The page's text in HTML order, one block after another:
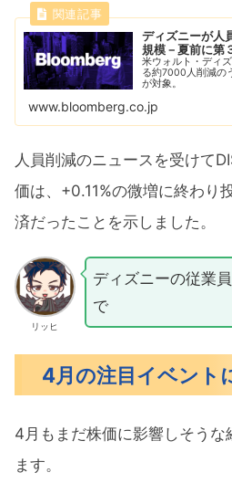
ディズニーが人
規模－夏前に第
米ウォルト・ディ
る約7000人削減の
が対象。
www.bloomberg.co.jp
人員削減のニュースを受けて
価は、+0.11%の微増に終わり
済だったことを示しました。
リッヒ
ディズニーの従業
で
4月の注目イベント
4月もまだ株価に影響しそうな
ます。